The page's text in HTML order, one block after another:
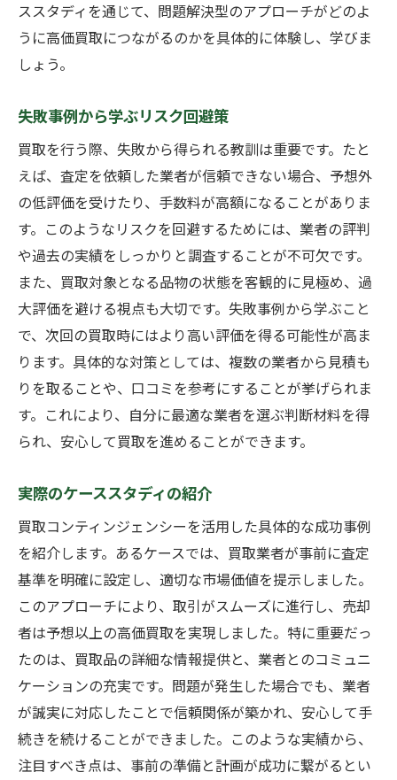
ススタディを通じて、問題解決型のアプローチがどのよ
うに高価買取につながるのかを具体的に体験し、学びま
しょう。
失敗事例から学ぶリスク回避策
買取を行う際、失敗から得られる教訓は重要です。たと
えば、査定を依頼した業者が信頼できない場合、予想外
の低評価を受けたり、手数料が高額になることがありま
す。このようなリスクを回避するためには、業者の評判
や過去の実績をしっかりと調査することが不可欠です。
また、買取対象となる品物の状態を客観的に見極め、過
大評価を避ける視点も大切です。失敗事例から学ぶこと
で、次回の買取時にはより高い評価を得る可能性が高ま
ります。具体的な対策としては、複数の業者から見積も
りを取ることや、口コミを参考にすることが挙げられま
す。これにより、自分に最適な業者を選ぶ判断材料を得
られ、安心して買取を進めることができます。
実際のケーススタディの紹介
買取コンティンジェンシーを活用した具体的な成功事例
を紹介します。あるケースでは、買取業者が事前に査定
基準を明確に設定し、適切な市場価値を提示しました。
このアプローチにより、取引がスムーズに進行し、売却
者は予想以上の高価買取を実現しました。特に重要だっ
たのは、買取品の詳細な情報提供と、業者とのコミュニ
ケーションの充実です。問題が発生した場合でも、業者
が誠実に対応したことで信頼関係が築かれ、安心して手
続きを続けることができました。このような実績から、
注目すべき点は、事前の準備と計画が成功に繋がるとい